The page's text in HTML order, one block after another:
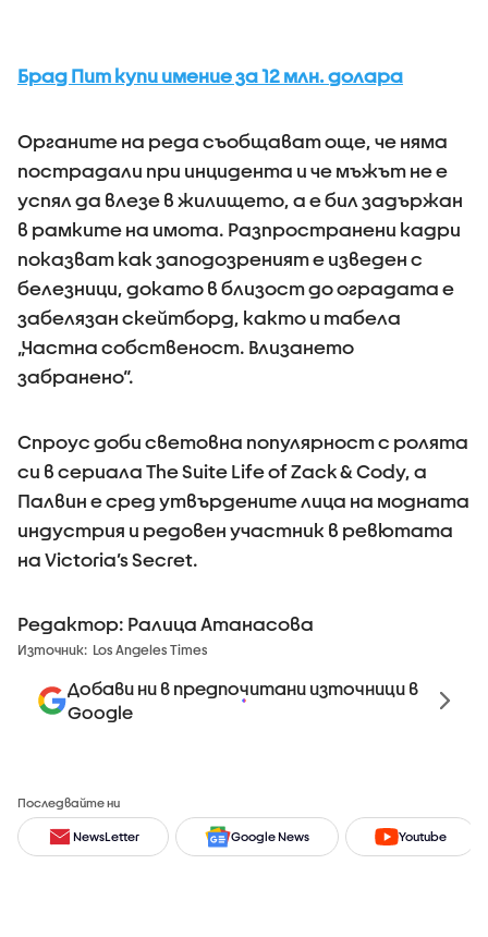
Брад Пит купи имение за 12 млн. долара
Органите на реда съобщават още, че няма
пострадали при инцидента и че мъжът не е
успял да влезе в жилището, а е бил задържан
в рамките на имота. Разпространени кадри
показват как заподозреният е изведен с
белезници, докато в близост до оградата е
забелязан скейтборд, както и табела
„Частна собственост. Влизането
забранено“.
Спроус доби световна популярност с ролята
си в сериала The Suite Life of Zack & Cody, а
Палвин е сред утвърдените лица на модната
индустрия и редовен участник в ревютата
на Victoria’s Secret.
Редактор: Ралица Атанасова
Източник: Los Angeles Times
Добави ни в предпочитани източници в
Google
Последвайте ни
NewsLetter Google News Youtube